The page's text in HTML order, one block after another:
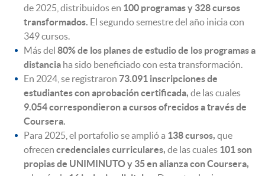
de 2025, distribuidos en 100 programas y 328 cursos
transformados. El segundo semestre del año inicia con
349 cursos.
Más del 80% de los planes de estudio de los programas a
distancia ha sido beneficiado con esta transformación.
En 2024, se registraron 73.091 inscripciones de
estudiantes con aprobación certificada, de las cuales
9.054 correspondieron a cursos ofrecidos a través de
Coursera.
Para 2025, el portafolio se amplió a 138 cursos, que
ofrecen credenciales curriculares, de las cuales 101 son
propias de UNIMINUTO y 35 en alianza con Coursera,